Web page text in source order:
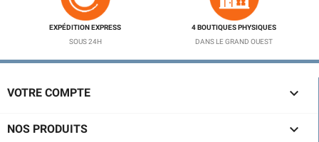
EXPÉDITION EXPRESS
SOUS 24H
4 BOUTIQUES PHYSIQUES
DANS LE GRAND OUEST
VOTRE COMPTE 
NOS PRODUITS 